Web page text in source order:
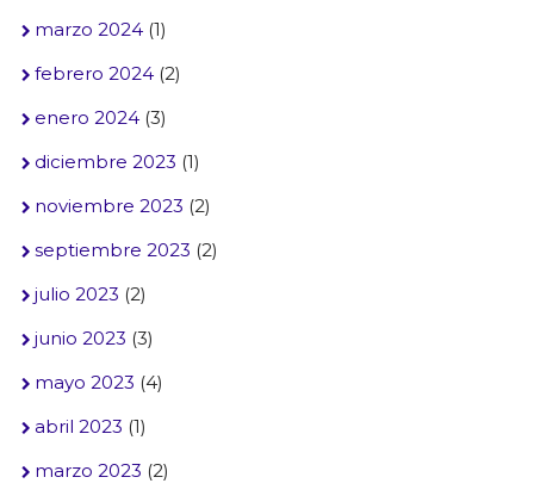
marzo 2024(1)
febrero 2024(2)
enero 2024(3)
diciembre 2023 (1)
noviembre 2023 (2)
septiembre 2023 (2)
julio 2023 (2)
junio 2023 (3)
mayo 2023 (4)
abril 2023 (1)
marzo 2023 (2)